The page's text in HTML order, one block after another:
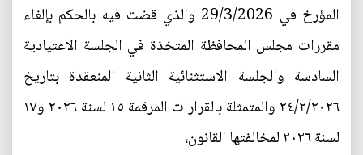
المؤرخ في 29/3/2026 والذي قضت فيه بالحكم بإلغاء
مقررات مجلس المحافظة المتخذة في الجلسة الاعتيادية
السادسة والجلسة الاستثنائية الثانية المنعقدة بتاريخ
٢٤/٢/٢٠٢٦ والمتمثلة بالقرارات المرقمة ١٥ لسنة ٢٠٢٦ و١٧
لسنة ٢٠٢٦ لمخالفتها القانون،